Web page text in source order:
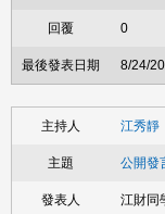
0
8/24/
江秀靜
公開發
江財同